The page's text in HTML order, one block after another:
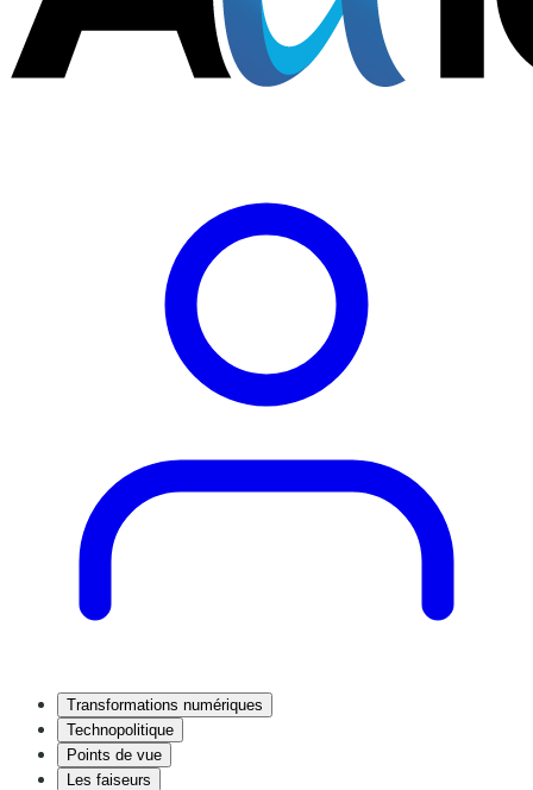
Transformations numériques
Technopolitique
Points de vue
Les faiseurs